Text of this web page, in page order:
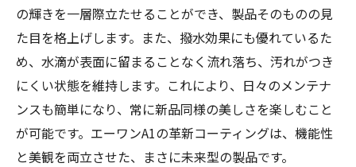
の輝きを一層際立たせることができ、製品そのものの見
た目を格上げします。また、撥水効果にも優れているた
め、水滴が表面に留まることなく流れ落ち、汚れがつき
にくい状態を維持します。これにより、日々のメンテナ
ンスも簡単になり、常に新品同様の美しさを楽しむこと
が可能です。エーワンA1の革新コーティングは、機能性
と美観を両立させた、まさに未来型の製品です。